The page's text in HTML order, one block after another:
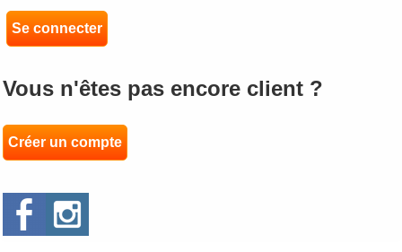
Vous n'êtes pas encore client ?
Créer un compte